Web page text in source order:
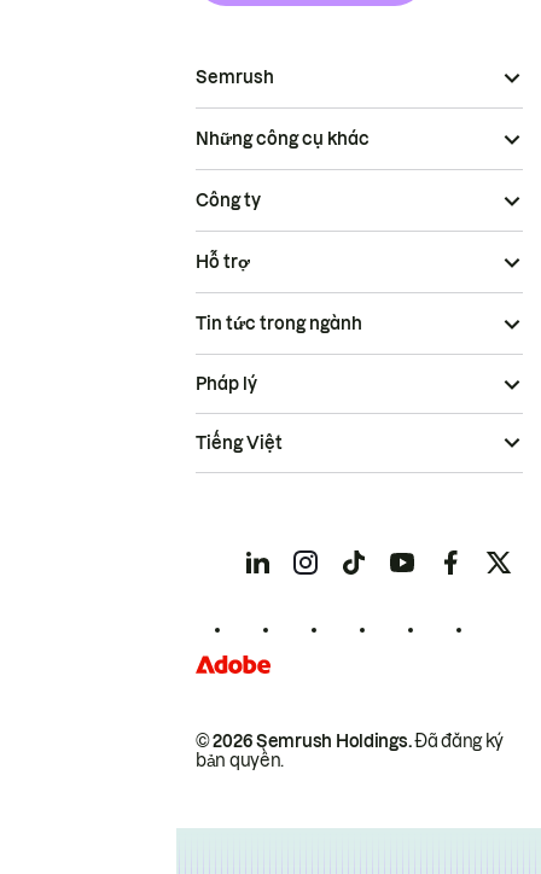
Semrush
Những công cụ khác
Công ty
Hỗ trợ
Tin tức trong ngành
© 2026 Semrush Holdings.Đã đăng ký
bản quyền.
Pháp lý
Tiếng Việt